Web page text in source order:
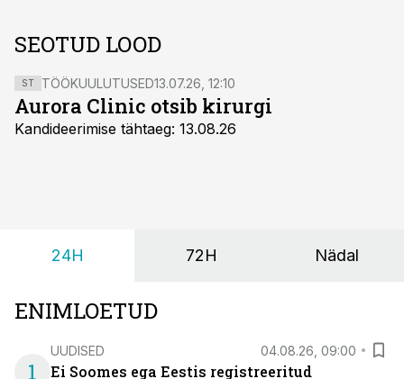
SEOTUD LOOD
ST TÖÖKUULUTUSED13.07.26, 12:10
Aurora Clinic otsib kirurgi
Kandideerimise tähtaeg: 13.08.26
24H 72H Nädal
ENIMLOETUD
1
UUDISED 04.08.26, 09:00
Ei Soomes ega Eestis registreeritud